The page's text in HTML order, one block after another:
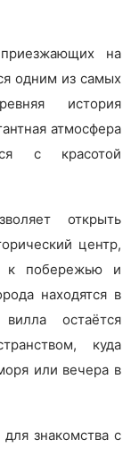
на
одним из самых
история
атмосфера
с красотой
открыть
центр,
к побережью и
находятся в
остаётся
куда
или вечера в
знакомства с